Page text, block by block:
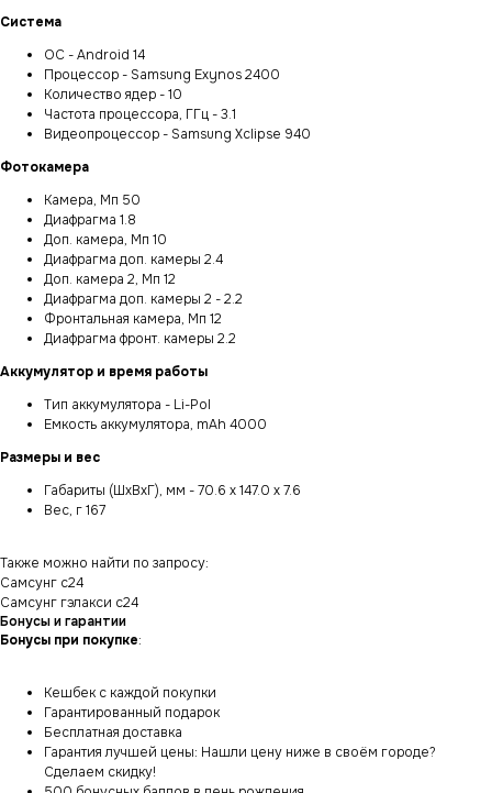
Система
ОС - Android 14
Процессор - Samsung Exynos 2400
Количество ядер - 10
Частота процессора, ГГц - 3.1
Видеопроцессор - Samsung Xclipse 940
Фотокамера
Камера, Мп 50
Диафрагма 1.8
Доп. камера, Мп 10
Диафрагма доп. камеры 2.4
Доп. камера 2, Мп 12
Диафрагма доп. камеры 2 - 2.2
Фронтальная камера, Мп 12
Диафрагма фронт. камеры 2.2
Аккумулятор и время работы
Тип аккумулятора - Li-Pol
Емкость аккумулятора, mAh 4000
Размеры и вес
Габариты (ШxВxГ), мм - 70.6 x 147.0 x 7.6
Вес, г 167
Также можно найти по запросу:
Самсунг с24
Самсунг гэлакси с24
Бонусы и гарантии
Бонусы при покупке:
Кешбек с каждой покупки
Гарантированный подарок
Бесплатная доставка
Гарантия лучшей цены: Нашли цену ниже в своём городе?
Сделаем скидку!